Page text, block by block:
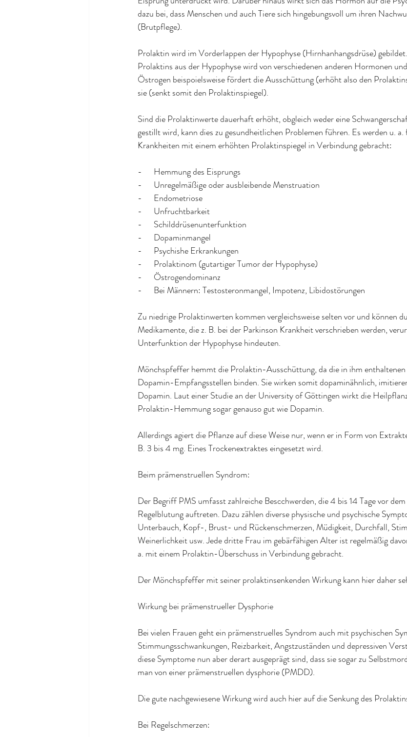
dazu bei, dass Menschen und auch Tiere sich hingebungsvoll um ihren
(Brutpflege).
Prolaktin wird im Vorderlappen der Hypophyse (Hirnhanhangsdrüse)
Prolaktins aus der Hypophyse wird von verschiedenen anderen Hormonen
Östrogen beispoielsweise fördert die Ausschüttung (erhöht also den
sie (senkt somit den Prolaktinspiegel).
Sind die Prolaktinwerte dauerhaft erhöht, obgleich weder eine
gestillt wird, kann dies zu gesundheitlichen Problemen führen. Es werden u.
Krankheiten mit einem erhöhten Prolaktinspiegel in Verbindung gebracht:
-      Hemmung des Eisprungs
-      Unregelmäßige oder ausbleibende Menstruation
-      Endometriose
-      Unfruchtbarkeit
-      Schilddrüsenunterfunktion
-      Dopaminmangel
-      Psychishe Erkrankungen
-      Prolaktinom (gutartiger Tumor der Hypophyse)
-      Östrogendominanz
-      Bei Männern: Testosteronmangel, Impotenz, Libidostörungen
Zu niedrige Prolaktinwerten kommen vergleichsweise selten vor und können
Medikamente, die z. B. bei der Parkinson Krankheit verschrieben werden,
Unterfunktion der Hypophyse hindeuten.
Mönchspfeffer hemmt die Prolaktin-Ausschüttung, da die in ihm
Dopamin-Empfangsstellen binden. Sie wirken somit dopaminähnlich,
Dopamin. Laut einer Studie an der University of Göttingen wirkt die
Prolaktin-Hemmung sogar genauso gut wie Dopamin.
Allerdings agiert die Pflanze auf diese Weise nur, wenn er in Form von
B. 3 bis 4 mg. Eines Trockenextraktes eingesetzt wird.
Beim prämenstruellen Syndrom:
Der Begriff PMS umfasst zahlreiche Bescchwerden, die 4 bis 14 Tage vor
Regelblutung auftreten. Dazu zählen diverse physische und psychische
Unterbauch, Kopf-, Brust- und Rückenschmerzen, Müdigkeit, Durchfall,
Weinerlichkeit usw. Jede dritte Frau im gebärfähigen Alter ist regelmäßig
a. mit einem Prolaktin-Überschuss in Verbindung gebracht.
Der Mönchspfeffer mit seiner prolaktinsenkenden Wirkung kann hier daher
Wirkung bei prämenstrueller Dysphorie
Bei vielen Frauen geht ein prämenstruelles Syndrom auch mit psychischen
Stimmungsschwankungen, Reizbarkeit, Angstzuständen und depressiven
diese Symptome nun aber derart ausgeprägt sind, dass sie sogar zu
man von einer prämenstruellen dysphorie (PMDD).
Die gute nachgewiesene Wirkung wird auch hier auf die Senkung des
Bei Regelschmerzen: